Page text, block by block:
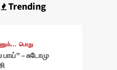
Trending
பொது
பாய்” – சுடோமு